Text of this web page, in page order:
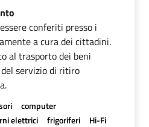
conferiti presso i
a cura dei cittadini.
al trasporto dei beni
servizio di ritiro
computer
elettrici frigoriferi
Hi-Fi